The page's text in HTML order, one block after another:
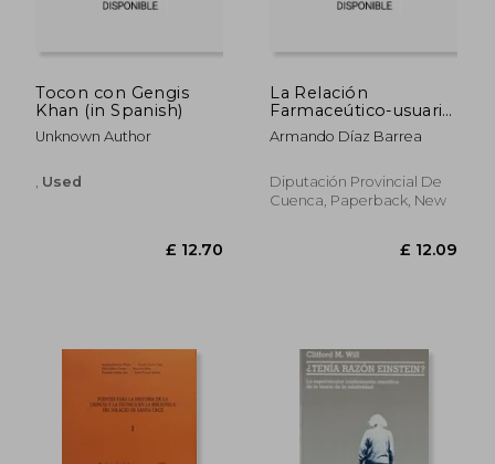
Tocon con Gengis
Khan (in Spanish)
Unknown Author
Used
La Relación
Farmaceútico-usuario
(in Spanish)
Armando Díaz Barrea
Diputación Provincial De
Cuenca, Paperback, New